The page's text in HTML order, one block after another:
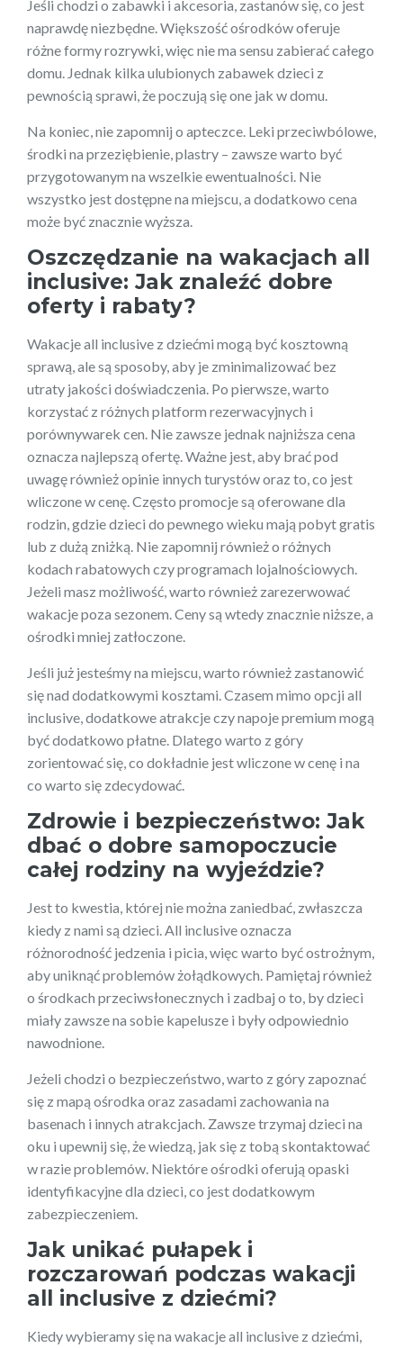
Jeśli chodzi o zabawki i akcesoria, zastanów się, co jest
naprawdę niezbędne. Większość ośrodków oferuje
różne formy rozrywki, więc nie ma sensu zabierać całego
domu. Jednak kilka ulubionych zabawek dzieci z
pewnością sprawi, że poczują się one jak w domu.
Na koniec, nie zapomnij o apteczce. Leki przeciwbólowe,
środki na przeziębienie, plastry – zawsze warto być
przygotowanym na wszelkie ewentualności. Nie
wszystko jest dostępne na miejscu, a dodatkowo cena
może być znacznie wyższa.
Oszczędzanie na wakacjach all
inclusive: Jak znaleźć dobre
oferty i rabaty?
Wakacje all inclusive z dziećmi mogą być kosztowną
sprawą, ale są sposoby, aby je zminimalizować bez
utraty jakości doświadczenia. Po pierwsze, warto
korzystać z różnych platform rezerwacyjnych i
porównywarek cen. Nie zawsze jednak najniższa cena
oznacza najlepszą ofertę. Ważne jest, aby brać pod
uwagę również opinie innych turystów oraz to, co jest
wliczone w cenę. Często promocje są oferowane dla
rodzin, gdzie dzieci do pewnego wieku mają pobyt gratis
lub z dużą zniżką. Nie zapomnij również o różnych
kodach rabatowych czy programach lojalnościowych.
Jeżeli masz możliwość, warto również zarezerwować
wakacje poza sezonem. Ceny są wtedy znacznie niższe, a
ośrodki mniej zatłoczone.
Jeśli już jesteśmy na miejscu, warto również zastanowić
się nad dodatkowymi kosztami. Czasem mimo opcji all
inclusive, dodatkowe atrakcje czy napoje premium mogą
być dodatkowo płatne. Dlatego warto z góry
zorientować się, co dokładnie jest wliczone w cenę i na
co warto się zdecydować.
Zdrowie i bezpieczeństwo: Jak
dbać o dobre samopoczucie
całej rodziny na wyjeździe?
Jest to kwestia, której nie można zaniedbać, zwłaszcza
kiedy z nami są dzieci. All inclusive oznacza
różnorodność jedzenia i picia, więc warto być ostrożnym,
aby uniknąć problemów żołądkowych. Pamiętaj również
o środkach przeciwsłonecznych i zadbaj o to, by dzieci
miały zawsze na sobie kapelusze i były odpowiednio
nawodnione.
Jeżeli chodzi o bezpieczeństwo, warto z góry zapoznać
się z mapą ośrodka oraz zasadami zachowania na
basenach i innych atrakcjach. Zawsze trzymaj dzieci na
oku i upewnij się, że wiedzą, jak się z tobą skontaktować
w razie problemów. Niektóre ośrodki oferują opaski
identyfikacyjne dla dzieci, co jest dodatkowym
zabezpieczeniem.
Jak unikać pułapek i
rozczarowań podczas wakacji
all inclusive z dziećmi?
Kiedy wybieramy się na wakacje all inclusive z dziećmi,